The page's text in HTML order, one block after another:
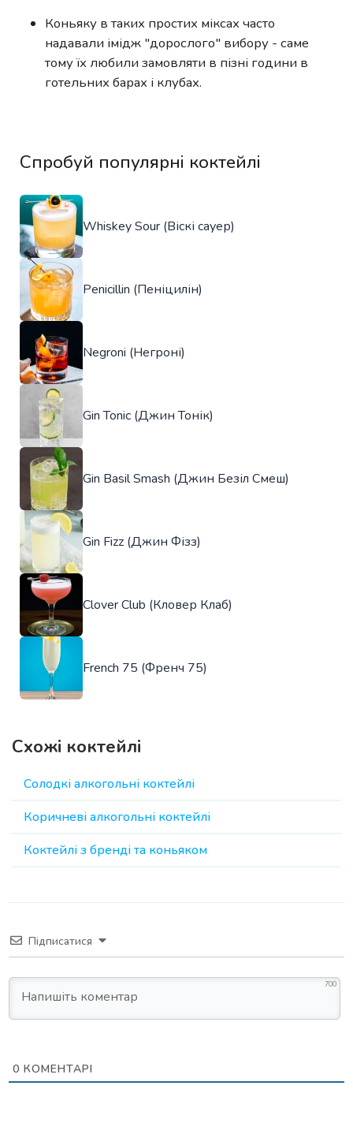
Коньяку в таких простих міксах часто
надавали імідж "дорослого" вибору - саме
тому їх любили замовляти в пізні години в
готельних барах і клубах.
Спробуй популярні коктейлі
Whiskey Sour (Віскі сауер)
Penicillin (Пеніцилін)
Negroni (Негроні)
Gin Tonic (Джин Тонік)
Gin Basil Smash (Джин Безіл Смеш)
Gin Fizz (Джин Фізз)
Clover Club (Кловер Клаб)
French 75 (Френч 75)
Схожі коктейлі
Солодкі алкогольні коктейлі
Коричневі алкогольні коктейлі
Коктейлі з бренді та коньяком
Підписатися
700
0 КОМЕНТАРІ